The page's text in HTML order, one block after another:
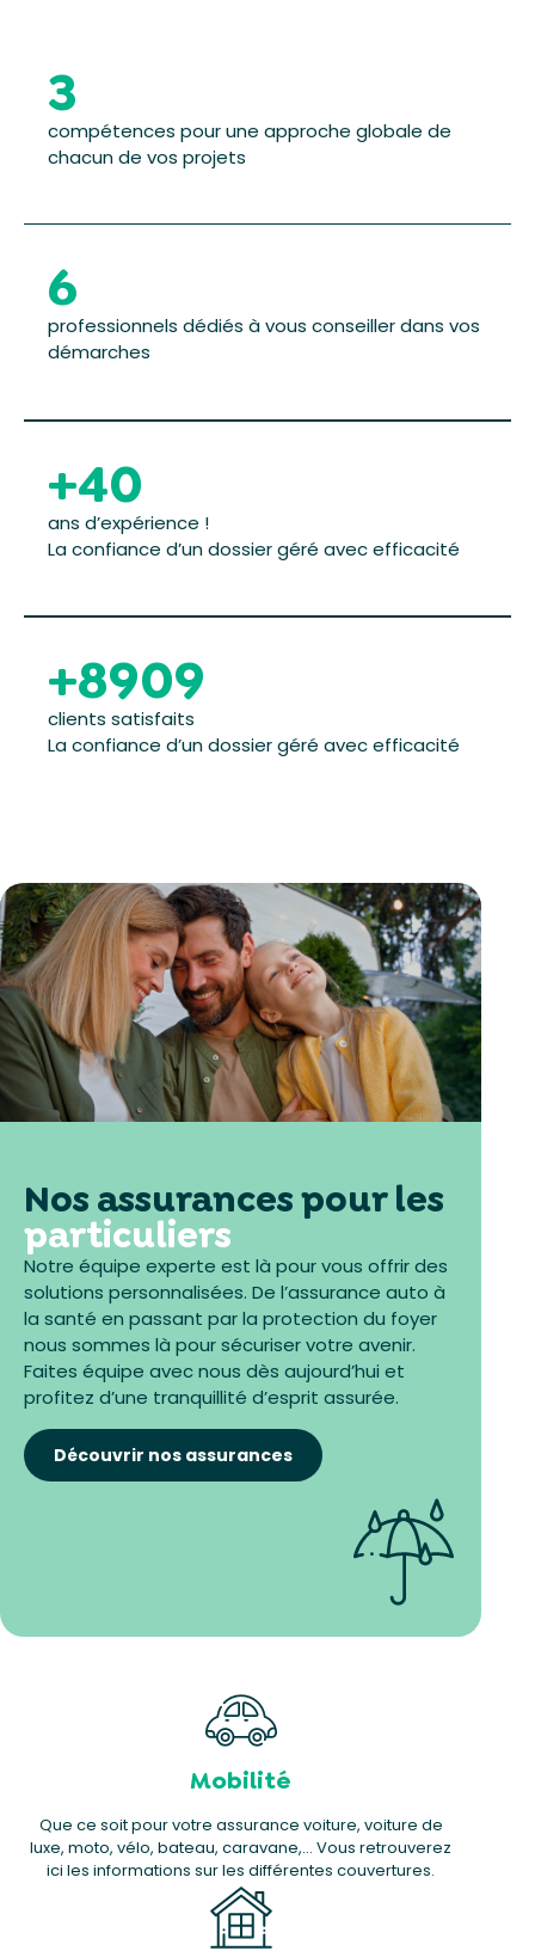
3
compétences pour une approche globale de
chacun de vos projets
6
professionnels dédiés à vous conseiller dans vos
démarches
+40
ans d’expérience !
La confiance d’un dossier géré avec efficacité
+9000
clients satisfaits
La confiance d’un dossier géré avec efficacité
Nos assurances pour les
particuliers
Notre équipe experte est là pour vous offrir des
solutions personnalisées. De l’assurance auto à
la santé en passant par la protection du foyer
nous sommes là pour sécuriser votre avenir.
Faites équipe avec nous dès aujourd’hui et
profitez d’une tranquillité d’esprit assurée.
Découvrir nos assurances
Mobilité
Que ce soit pour votre assurance voiture, voiture de
luxe, moto, vélo, bateau, caravane,… Vous retrouverez
ici les informations sur les différentes couvertures.